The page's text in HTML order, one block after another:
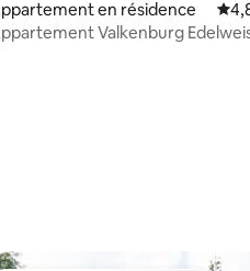
sur la base de 101
en résidence
Valkenburg